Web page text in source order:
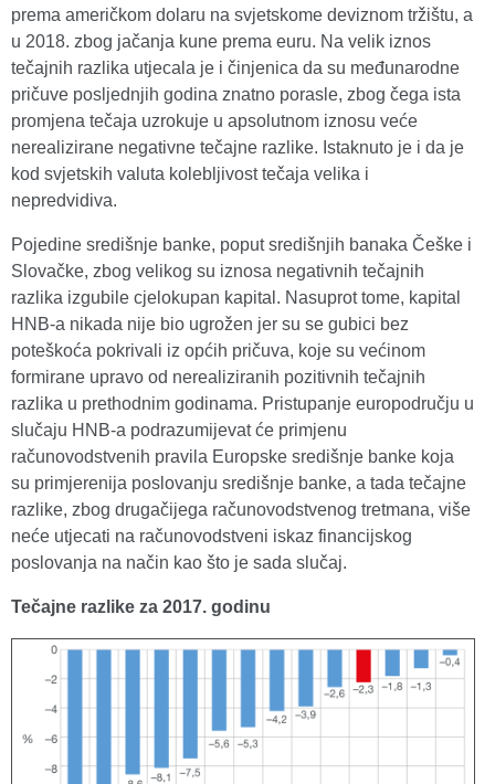
prema američkom dolaru na svjetskome deviznom tržištu, a
u 2018. zbog jačanja kune prema euru. Na velik iznos
tečajnih razlika utjecala je i činjenica da su međunarodne
pričuve posljednjih godina znatno porasle, zbog čega ista
promjena tečaja uzrokuje u apsolutnom iznosu veće
nerealizirane negativne tečajne razlike. Istaknuto je i da je
kod svjetskih valuta kolebljivost tečaja velika i
nepredvidiva.
Pojedine središnje banke, poput središnjih banaka Češke i
Slovačke, zbog velikog su iznosa negativnih tečajnih
razlika izgubile cjelokupan kapital. Nasuprot tome, kapital
HNB-a nikada nije bio ugrožen jer su se gubici bez
poteškoća pokrivali iz općih pričuva, koje su većinom
formirane upravo od nerealiziranih pozitivnih tečajnih
razlika u prethodnim godinama. Pristupanje europodručju u
slučaju HNB-a podrazumijevat će primjenu
računovodstvenih pravila Europske središnje banke koja
su primjerenija poslovanju središnje banke, a tada tečajne
razlike, zbog drugačijega računovodstvenog tretmana, više
neće utjecati na računovodstveni iskaz financijskog
poslovanja na način kao što je sada slučaj.
Tečajne razlike za 2017. godinu